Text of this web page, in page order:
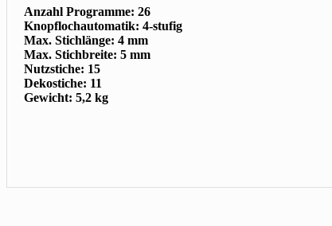
Anzahl Programme: 26
Knopflochautomatik: 4-stufig
Max. Stichlänge: 4 mm
Max. Stichbreite: 5 mm
Nutzstiche: 15
Dekostiche: 11
Gewicht: 5,2 kg